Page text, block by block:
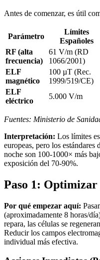
Antes de comenzar, es útil
Parámetro
Límites
Españoles
RF (alta
frecuencia)
61 V/m (RD
1066/2001)
ELF
magnético
100 µT (Rec.
1999/519/CE)
ELF
eléctrico
5.000 V/m
Fuentes: Ministerio de
Interpretación: Los límites
europeas, pero los
noche son 100-1000× más
exposición del 70-90%.
Paso 1:
Por qué empezar aquí:
(aproximadamente 8 horas/
repara, las células se
Reducir los campos
individual más efectiva.